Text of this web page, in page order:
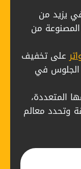
يزيد من
من
على تخفيف
الجلوس في
المتعددة،
وتحدد معالم